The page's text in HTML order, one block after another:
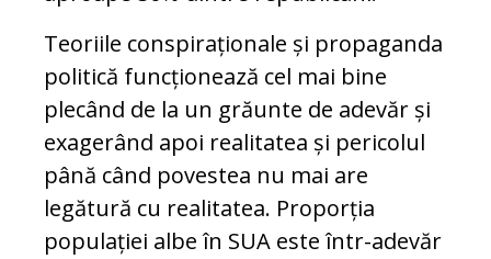
Teoriile conspiraționale și propaganda
politică funcționează cel mai bine
plecând de la un grăunte de adevăr și
exagerând apoi realitatea și pericolul
până când povestea nu mai are
legătură cu realitatea. Proporția
populației albe în SUA este într-adevăr